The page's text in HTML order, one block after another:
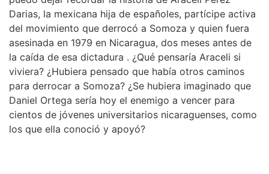
Darias, la mexicana hija de españoles, partícipe activa
del movimiento que derrocó a Somoza y quien fuera
asesinada en 1979 en Nicaragua, dos meses antes de
la caída de esa dictadura . ¿Qué pensaría Araceli si
viviera? ¿Hubiera pensado que había otros caminos
para derrocar a Somoza? ¿Se hubiera imaginado que
Daniel Ortega sería hoy el enemigo a vencer para
cientos de jóvenes universitarios nicaraguenses, como
los que ella conoció y apoyó?